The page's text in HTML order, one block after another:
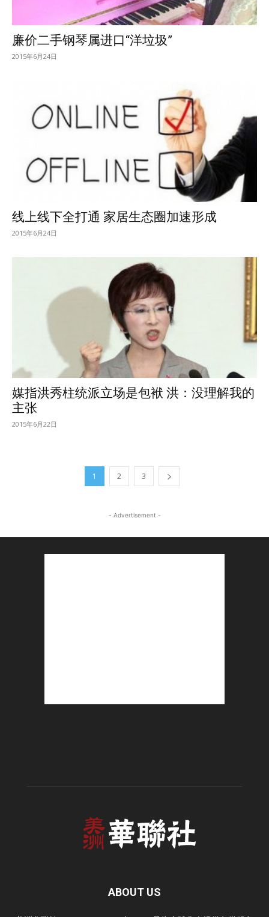
廉价二手钢琴属进口“洋垃圾”
2015年6月24日
线上线下全打通 家居生态圈加速形成
2015年6月24日
媒指洪秀柱统派立场是包袱 洪：没理解我的
主张
2015年6月22日
1 2 3
- Advertisement -
ABOUT US